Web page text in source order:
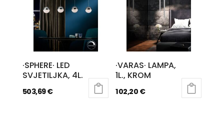
·SPHERE· LED
SVJETILJKA, 4L.
503,69€
·VARAS· LAMPA,
1L., KROM
102,20 €